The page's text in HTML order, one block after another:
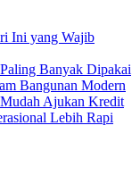
Ini yang Wajib
Banyak Dipakai
Bangunan Modern
Ajukan Kredit
Lebih Rapi